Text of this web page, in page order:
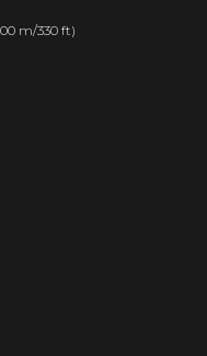
m/330 ft)